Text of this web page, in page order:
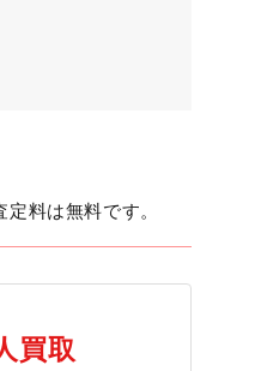
料は無料です。
買取